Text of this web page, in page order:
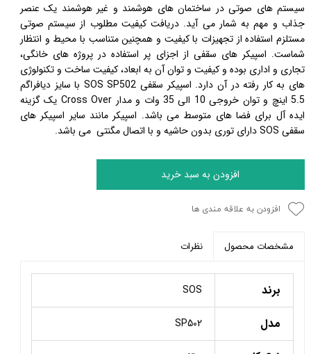
سیستم های صوتی در ساختمان های هوشمند و غیر هوشمند یک عنصر
جذاب و مهم به شمار می آید. دریافت کیفیت مطلوب از سیستم صوتی
مستلزم استفاده از تجهیزات با کیفیت و همچنین متناسب با محیط و انتظار
شماست. اسپیکر های سقفی از اجزای پر استفاده در پروژه های خانگی،
تجاری و اداری بوده و کیفیت و توان آن به ابعاد، کیفیت ساخت و تکنولوژی
های به کار رفته در آن دارد. اسپیکر سقفی SOS SP502 با سایز دیافراگم
5.5 اینچ و توان خروجی 10 الی 35 وات و مدار Cross Over یک گزینه
ایده آل برای فضا های متوسط می باشد. اسپیکر مانند سایر اسپیکر های
سقفی SOS دارای توری بدون حاشیه و با اتصال مگنتی می باشد.
افزودن به سبد خرید
افزودن به علاقه مندی ها
مشخصات محصول نظرات
برند SOS
مدل SP502